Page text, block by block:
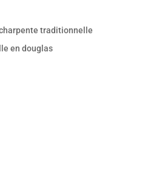
traditionnelle
en douglas